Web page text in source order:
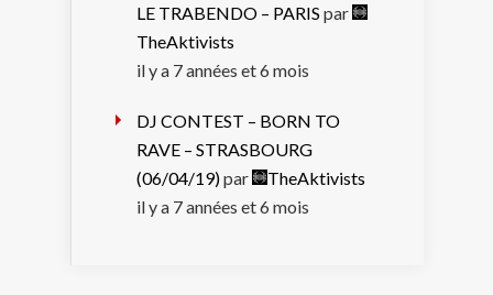
LE TRABENDO – PARIS par
TheAktivists
il y a 7 années et 6 mois
DJ CONTEST – BORN TO
RAVE – STRASBOURG
(06/04/19)par
TheAktivists
il y a 7 années et 6 mois